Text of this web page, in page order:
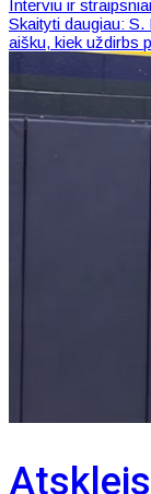
Interviu ir straipsniai
Skaityti daugiau:
aišku, kiek uždirbs